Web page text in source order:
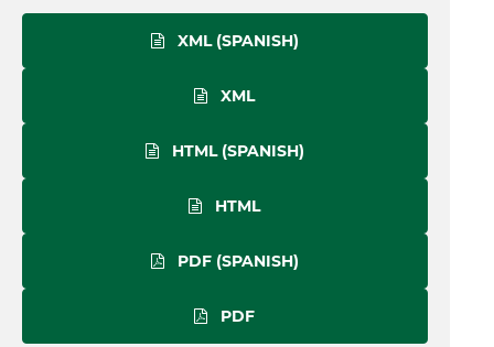
XML (SPANISH)
XML
HTML (SPANISH)
HTML
PDF (SPANISH)
PDF